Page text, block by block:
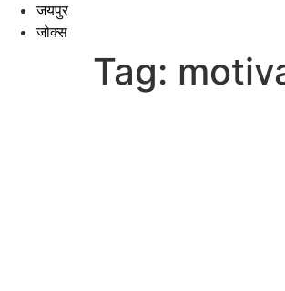
जयपुर
जोक्स
Tag: